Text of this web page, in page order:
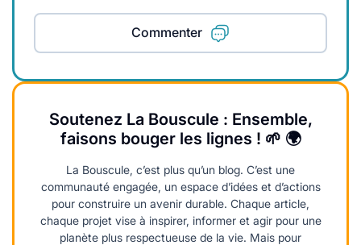
Commenter
Soutenez La Bouscule : Ensemble,
faisons bouger les lignes ! 🌱 🌍
La Bouscule, c’est plus qu’un blog. C’est une
communauté engagée, un espace d’idées et d’actions
pour construire un avenir durable. Chaque article,
chaque projet vise à inspirer, informer et agir pour une
planète plus respectueuse de la vie. Mais pour